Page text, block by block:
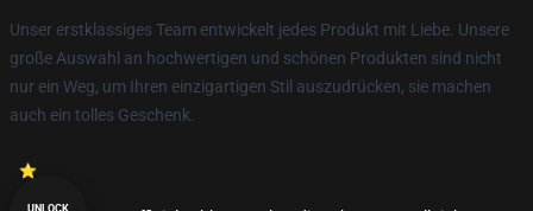
Unser erstklassiges Team entwickelt jedes Produkt mit Liebe. Unsere
große Auswahl an hochwertigen und schönen Produkten sind nicht
nur ein Weg, um Ihren einzigartigen Stil auszudrücken, sie machen
auch ein tolles Geschenk.
UNLOCK